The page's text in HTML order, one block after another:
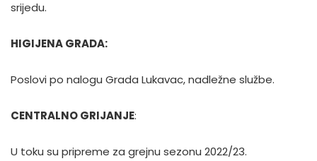
srijedu.
HIGIJENA GRADA:
Poslovi po nalogu Grada Lukavac, nadležne službe.
CENTRALNO GRIJANJE:
U toku su pripreme za grejnu sezonu 2022/23.